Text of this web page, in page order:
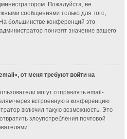
Пожалуйста, не
сообщениями только для того,
большинстве конференций это
понизят значение вашего
от меня требуют войти на
могут отправлять email-
через встроенную в конференцию
включил такую возможность. Это
злоупотребления почтовой